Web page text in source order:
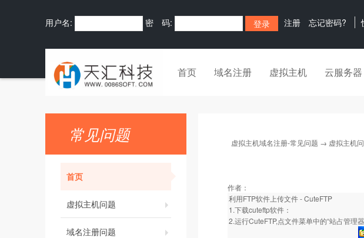
用户名: 密 码: 注册 忘记密码?
首页 域名注册 虚拟主机 云服务器
常见问题
首页
虚拟主机问题
域名注册问题
虚拟主机域名注册-常见问题 → 虚拟主机
作者：
利用FTP软件上传文件 - CuteFTP
1.下载cuteftp软件 ：
2.运行CuteFTP,点文件菜单中的“站占管理